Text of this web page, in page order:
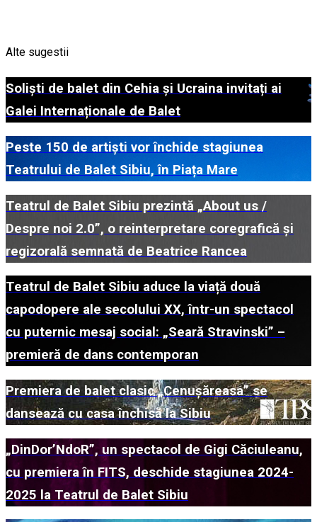
Alte sugestii
Soliști de balet din Cehia și Ucraina invitați ai
Galei Internaționale de Balet
Peste 150 de artiști vor închide stagiunea
Teatrului de Balet Sibiu, în Piața Mare
Teatrul de Balet Sibiu prezintă „About us /
Despre noi 2.0”, o reinterpretare coregrafică și
regizorală semnată de Beatrice Rancea
Teatrul de Balet Sibiu aduce la viață două
capodopere ale secolului XX, într-un spectacol
cu puternic mesaj social: „Seară Stravinski” –
premieră de dans contemporan
Premiera de balet clasic „Cenușăreasa” se
dansează cu casa închisă la Sibiu
„DinDor’NdoR”, un spectacol de Gigi Căciuleanu,
cu premiera în FITS, deschide stagiunea 2024-
2025 la Teatrul de Balet Sibiu